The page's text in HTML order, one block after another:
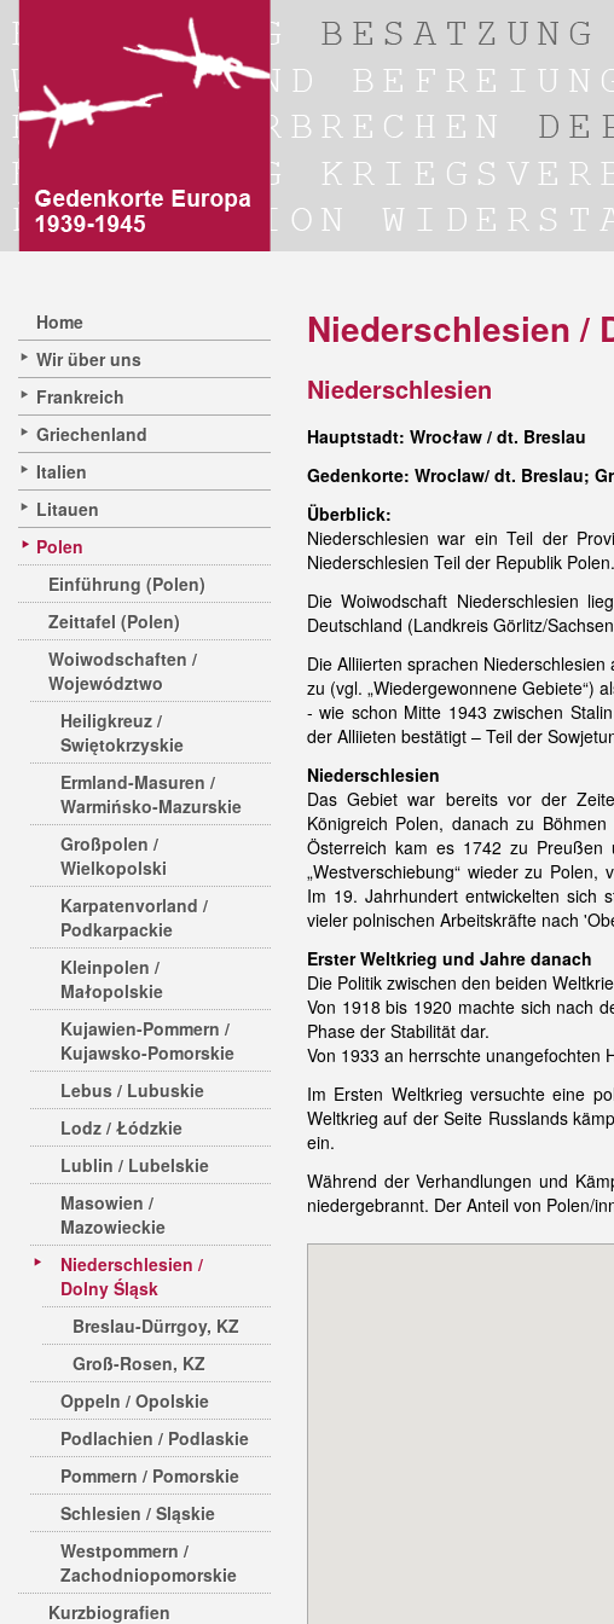
Home
Wir über uns
Frankreich
Griechenland
Italien
Litauen
Polen
Einführung (Polen)
Zeittafel (Polen)
Woiwodschaften /
Województwo
Heiligkreuz /
Swiętokrzyskie
Ermland-Masuren /
Warmińsko-Mazurskie
Großpolen /
Wielkopolski
Karpatenvorland /
Podkarpackie
Kleinpolen /
Małopolskie
Kujawien-Pommern /
Kujawsko-Pomorskie
Lebus / Lubuskie
Lodz / Łódzkie
Lublin / Lubelskie
Masowien /
Mazowieckie
Niederschlesien /
Dolny Śląsk
Breslau-Dürrgoy, KZ
Groß-Rosen, KZ
Oppeln / Opolskie
Podlachien / Podlaskie
Pommern / Pomorskie
Schlesien / Sląskie
Westpommern /
Zachodniopomorskie
Kurzbiografien
Niederschlesien /
Niederschlesien
Hauptstadt: Wrocław / dt. Breslau
Gedenkorte: Wroclaw/ dt. Breslau;
Überblick:
Niederschlesien war ein Teil der
Niederschlesien Teil der Republik Polen.
Die Woiwodschaft Niederschlesien
Deutschland (Landkreis Görlitz/
Die Alliierten sprachen
zu (vgl. „Wiedergewonnene Gebiete“)
- wie schon Mitte 1943 zwischen
der Alliieten bestätigt – Teil der
Niederschlesien
Das Gebiet war bereits vor der
Königreich Polen, danach zu
Österreich kam es 1742 zu
„Westverschiebung“ wieder zu Polen,
Im 19. Jahrhundert entwickelten sich
vieler polnischen Arbeitskräfte nach
Erster Weltkrieg und Jahre danach
Die Politik zwischen den beiden
Von 1918 bis 1920 machte sich nach
Phase der Stabilität dar.
Von 1933 an herrschte unangefochten
Im Ersten Weltkrieg versuchte eine
Weltkrieg auf der Seite Russlands
ein.
Während der Verhandlungen und
niedergebrannt. Der Anteil von Polen/